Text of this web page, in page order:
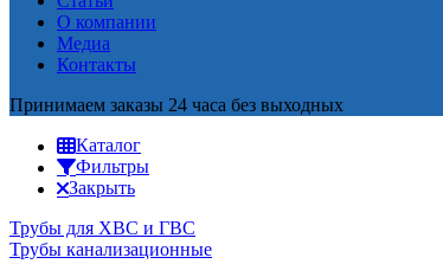
О компании
Медиа
Контакты
Принимаем заказы 24 часа без выходных
Каталог
Фильтры
Закрыть
Трубы для ХВС и ГВС
Трубы канализационные